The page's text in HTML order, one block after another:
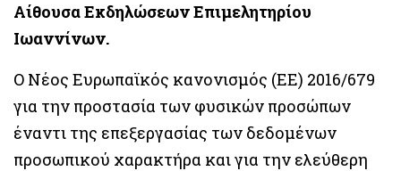
Αίθουσα Εκδηλώσεων Επιμελητηρίου
Ιωαννίνων.
O Νέος Ευρωπαϊκός κανονισμός (ΕΕ) 2016/679
για την προστασία των φυσικών προσώπων
έναντι της επεξεργασίας των δεδομένων
προσωπικού χαρακτήρα και για την ελεύθερη